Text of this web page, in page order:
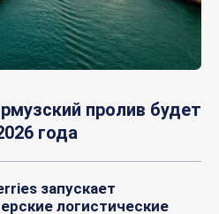
пролив будет
года
запускает
логистические